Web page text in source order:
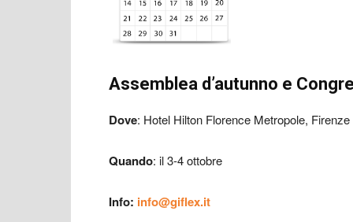
Assemblea d’autunno e
Dove: Hotel Hilton Florence Metropole, Firenze
Quando: il 3-4 ottobre
Info: info@giflex.it